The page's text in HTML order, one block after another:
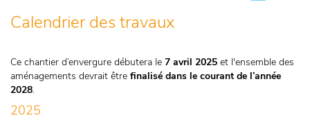
Calendrier des travaux
Ce chantier d’envergure débutera le 7 avril 2025 et l'ensemble des
aménagements devrait être finalisé dans le courant de l’année
2028.
2025